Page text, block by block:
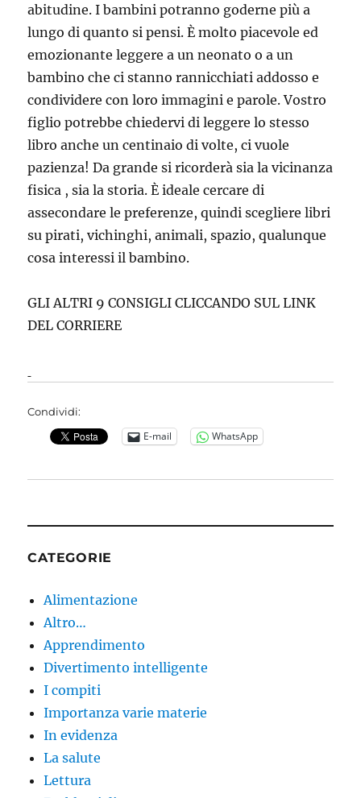
abitudine. I bambini potranno goderne più a
lungo di quanto si pensi. È molto piacevole ed
emozionante leggere a un neonato o a un
bambino che ci stanno rannicchiati addosso e
condividere con loro immagini e parole. Vostro
figlio potrebbe chiedervi di leggere lo stesso
libro anche un centinaio di volte, ci vuole
pazienza! Da grande si ricorderà sia la vicinanza
fisica , sia la storia. È ideale cercare di
assecondare le preferenze, quindi scegliere libri
su pirati, vichinghi, animali, spazio, qualunque
cosa interessi il bambino.
GLI ALTRI 9 CONSIGLI CLICCANDO SUL LINK
DEL CORRIERE
Condividi:
E-mail WhatsApp
CATEGORIE
Alimentazione
Altro…
Apprendimento
Divertimento intelligente
I compiti
Importanza varie materie
In evidenza
La salute
Lettura